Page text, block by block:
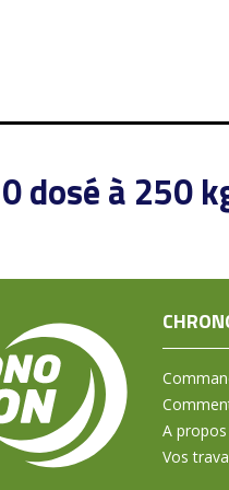
dosé à 250
A propos
Vos